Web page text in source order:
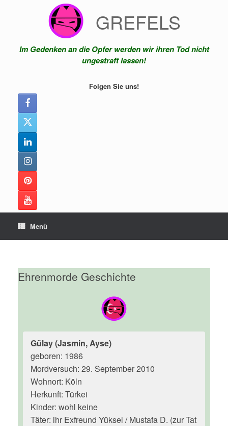
GREFELS
Im Gedenken an die Opfer werden wir ihren Tod nicht
ungestraft lassen!
Folgen Sie uns!
Menü
Ehrenmorde Geschichte
Gülay (Jasmin, Ayse)
geboren: 1986
Mordversuch: 29. September 2010
Wohnort: Köln
Herkunft: Türkei
Kinder: wohl keine
Täter: ihr Exfreund Yüksel / Mustafa D. (zur Tat